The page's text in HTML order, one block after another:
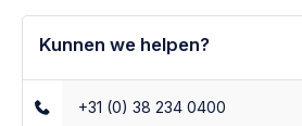
Kunnen we helpen?
+31 (0) 38 234 0400